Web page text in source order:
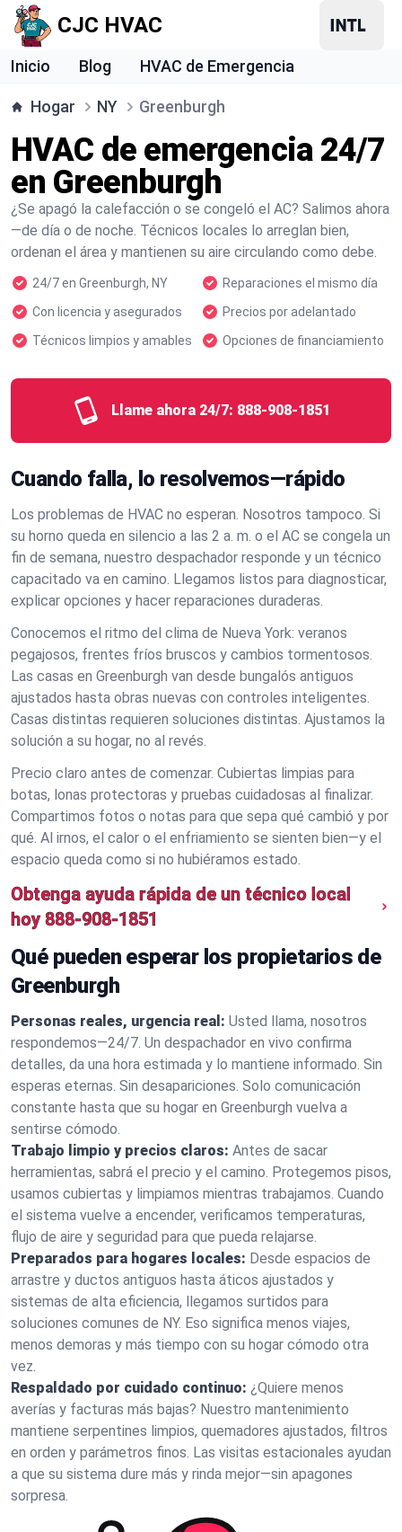
CJC HVAC
Inicio Blog HVAC de Emergencia
Hogar NY Greenburgh
HVAC de emergencia 24/7
en Greenburgh
¿Se apagó la calefacción o se congeló el AC? Salimos ahora
—de día o de noche. Técnicos locales lo arreglan bien,
ordenan el área y mantienen su aire circulando como debe.
24/7 en Greenburgh, NY
Reparaciones el mismo día
Con licencia y asegurados
Precios por adelantado
Técnicos limpios y amables
Opciones de financiamiento
Llame ahora 24/7: 888-908-1851
Cuando falla, lo resolvemos—rápido
Los problemas de HVAC no esperan. Nosotros tampoco. Si
su horno queda en silencio a las 2 a. m. o el AC se congela un
fin de semana, nuestro despachador responde y un técnico
capacitado va en camino. Llegamos listos para diagnosticar,
explicar opciones y hacer reparaciones duraderas.
Conocemos el ritmo del clima de Nueva York: veranos
pegajosos, frentes fríos bruscos y cambios tormentosos.
Las casas en Greenburgh van desde bungalós antiguos
ajustados hasta obras nuevas con controles inteligentes.
Casas distintas requieren soluciones distintas. Ajustamos la
solución a su hogar, no al revés.
Precio claro antes de comenzar. Cubiertas limpias para
botas, lonas protectoras y pruebas cuidadosas al finalizar.
Compartimos fotos o notas para que sepa qué cambió y por
qué. Al irnos, el calor o el enfriamiento se sienten bien—y el
espacio queda como si no hubiéramos estado.
Obtenga ayuda rápida de un técnico local
hoy 888-908-1851
Qué pueden esperar los propietarios de
Greenburgh
Personas reales, urgencia real: Usted llama, nosotros
respondemos—24/7. Un despachador en vivo confirma
detalles, da una hora estimada y lo mantiene informado. Sin
esperas eternas. Sin desapariciones. Solo comunicación
constante hasta que su hogar en Greenburgh vuelva a
sentirse cómodo.
Trabajo limpio y precios claros: Antes de sacar
herramientas, sabrá el precio y el camino. Protegemos pisos,
usamos cubiertas y limpiamos mientras trabajamos. Cuando
el sistema vuelve a encender, verificamos temperaturas,
flujo de aire y seguridad para que pueda relajarse.
Preparados para hogares locales: Desde espacios de
arrastre y ductos antiguos hasta áticos ajustados y
sistemas de alta eficiencia, llegamos surtidos para
soluciones comunes de NY. Eso significa menos viajes,
menos demoras y más tiempo con su hogar cómodo otra
vez.
Respaldado por cuidado continuo: ¿Quiere menos
averías y facturas más bajas? Nuestro mantenimiento
mantiene serpentines limpios, quemadores ajustados, filtros
en orden y parámetros finos. Las visitas estacionales ayudan
a que su sistema dure más y rinda mejor—sin apagones
sorpresa.